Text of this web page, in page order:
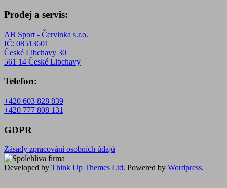
Prodej a servis:
AB Sport - Červinka s.r.o.
IČ: 08513601
České Libchavy 30
561 14 České Libchavy
Telefon:
+420 603 828 839
+420 777 808 131
GDPR
Zásady zpracování osobních údajů
Developed by Think Up Themes Ltd. Powered by Wordpress.